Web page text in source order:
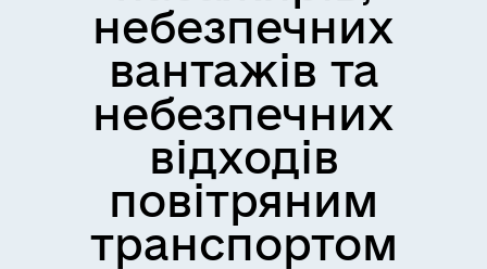
небезпечних
вантажів та
небезпечних
відходів
повітряним
транспортом